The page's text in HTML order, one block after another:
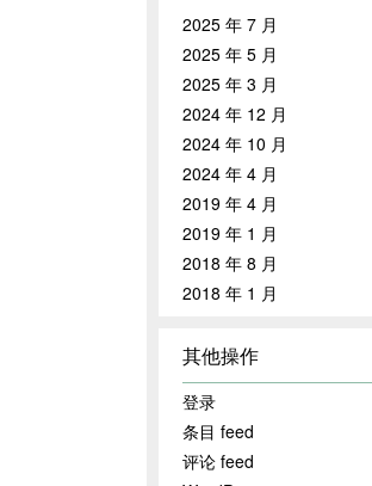
2025 年 7 月
2025 年 5 月
2025 年 3 月
2024 年 12 月
2024 年 10 月
2024 年 4 月
2019 年 4 月
2019 年 1 月
2018 年 8 月
2018 年 1 月
其他操作
登录
条目 feed
评论 feed